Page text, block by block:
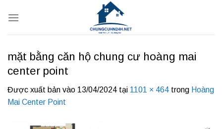
qua
mặt bằng căn hộ chung cư hoàng mai
center point
Được xuất bản vào 13/04/2024 tại 1101 × 464 trong Hoàng
Mai Center Point